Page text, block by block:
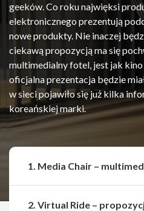
geeków. Co roku najwięksi
elektronicznego prezentują
nowe produkty. Nie inaczej
ciekawą propozycją ma się
multimedialny fotel, jest jak kino
oficjalna prezentacja będzie
w sieci pojawiło się już kilka
koreańskiej marki.
Udostępnij
1. Media Chair –
2. Virtual Ride –